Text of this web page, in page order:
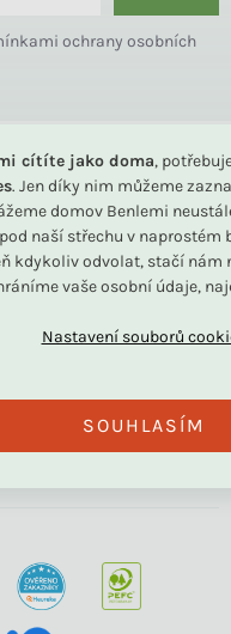
cítíte jako doma,
. Jen díky nim můžeme
domov Benlemi
naší střechu v naprostém
kdykoliv odvolat, stačí nám
vaše osobní údaje,
SOUHLASÍM
ochrany osobních
Benlemi.com